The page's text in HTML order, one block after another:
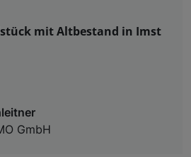
mit Altbestand in Imst
GmbH